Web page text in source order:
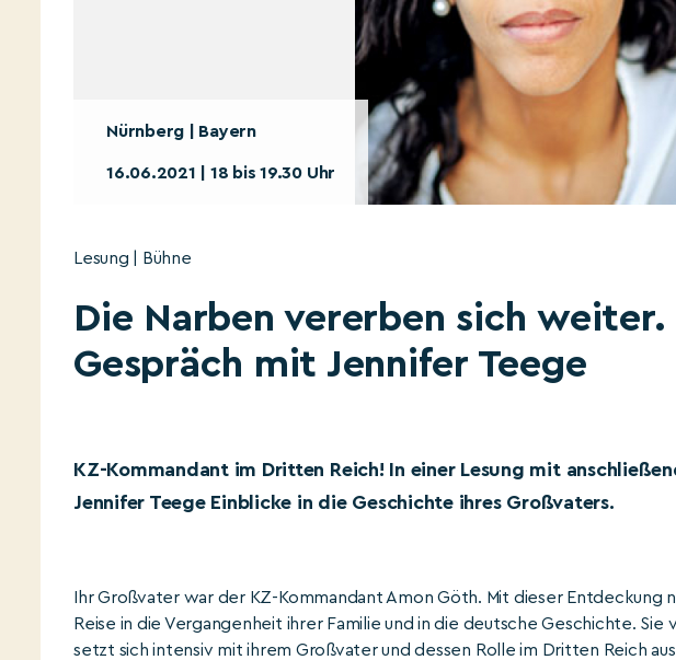
Nürnberg | Bayern
16.06.2021 | 18 bis 19.30 Uhr
Lesung | Bühne
Die Narben vererben sich weiter.
Gespräch mit Jennifer Teege
KZ-Kommandant im Dritten Reich! In einer Lesung mit
Jennifer Teege Einblicke in die Geschichte ihres Großvaters.
Ihr Großvater war der KZ-Kommandant Amon Göth. Mit dieser Entdeckung
Reise in die Vergangenheit ihrer Familie und in die deutsche Geschichte.
setzt sich intensiv mit ihrem Großvater und dessen Rolle im Dritten Reich